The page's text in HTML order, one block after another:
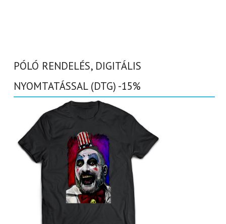
PÓLÓ RENDELÉS, DIGITÁLIS
NYOMTATÁSSAL (DTG) -15%